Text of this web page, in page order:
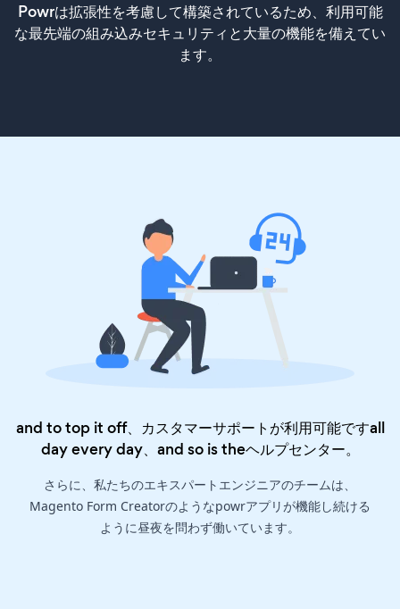
Powrは拡張性を考慮して構築されているため、利用可能
な最先端の組み込みセキュリティと大量の機能を備えてい
ます。
and to top it off、カスタマーサポートが利用可能ですall
day every day、and so is theヘルプセンター。
さらに、私たちのエキスパートエンジニアのチームは、
Magento Form Creatorのようなpowrアプリが機能し続ける
ように昼夜を問わず働いています。